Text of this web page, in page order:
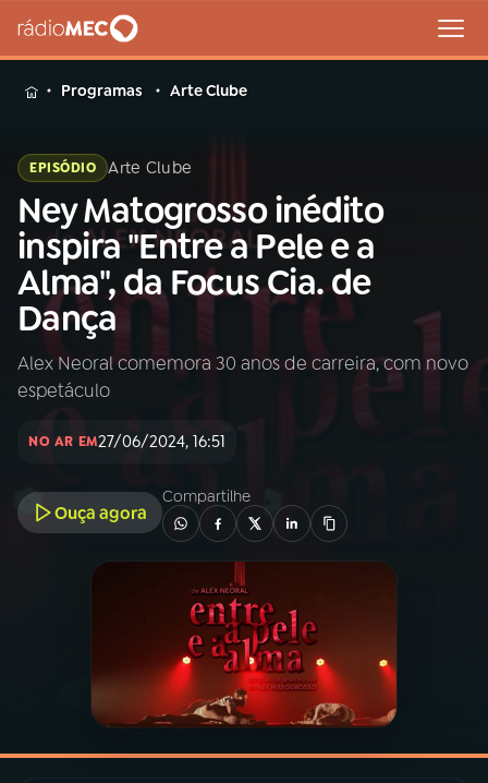
MENU
Buscar
na
Rádio
MEC
Buscar
Início AO VIVO
01INÍCIO
PROGRAMAÇÃO
PODCASTS
06VIDEOCASTS
Programas Arte Clube
EPISÓDIO Arte Clube
Ney Matogrosso inédito
inspira "Entre a Pele e a
Alma", da Focus Cia. de
Dança
Alex Neoral comemora 30 anos de carreira, com novo
espetáculo
NO AR EM27/06/2024, 16:51
Ouça agora
Compartilhe